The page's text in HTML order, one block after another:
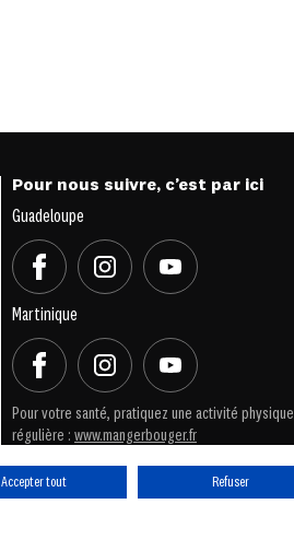
Pour nous suivre, c’est par ici
Guadeloupe
Martinique
Pour votre santé, pratiquez une activité physique
régulière : www.mangerbouger.fr
Accepter tout Refuser